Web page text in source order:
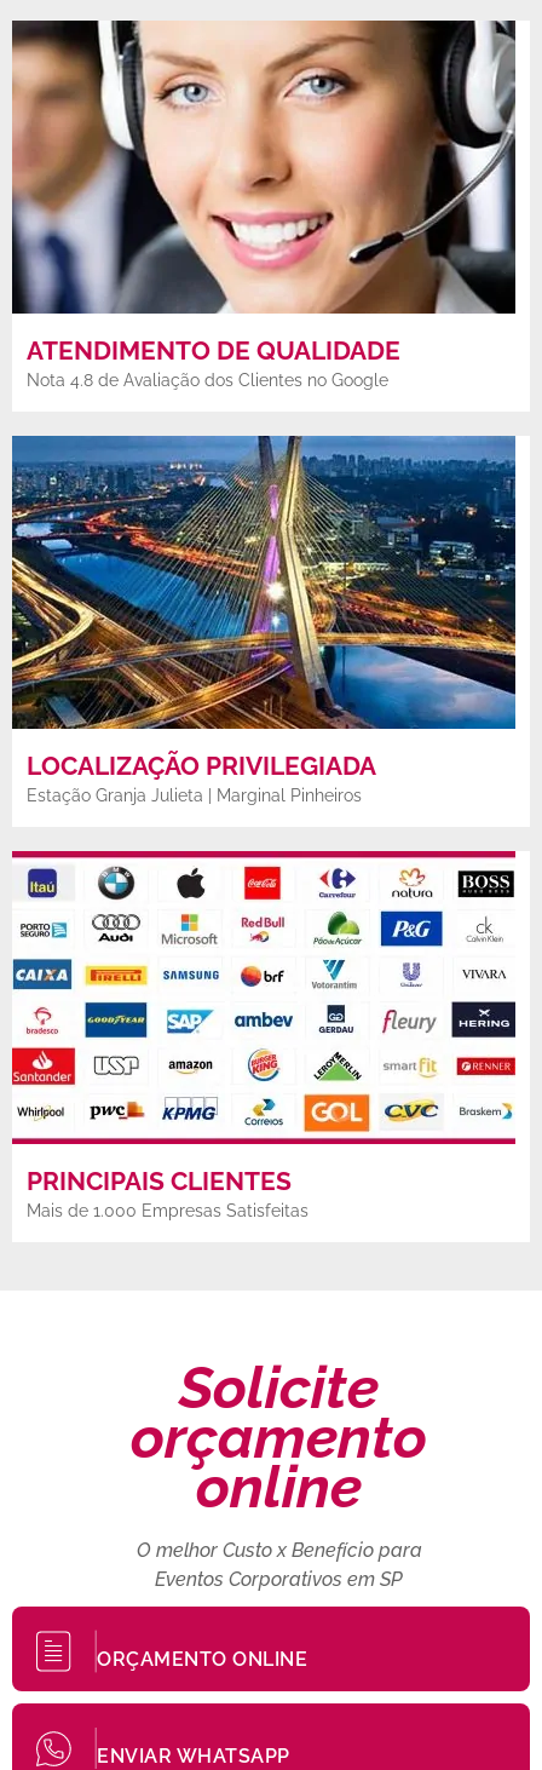
ATENDIMENTO DE QUALIDADE
Nota 4.8 de Avaliação dos Clientes no Google
LOCALIZAÇÃO PRIVILEGIADA
Estação Granja Julieta | Marginal Pinheiros
PRINCIPAIS CLIENTES
Mais de 1.000 Empresas Satisfeitas
Solicite
orçamento
online
O melhor Custo x Benefício para
Eventos Corporativos em SP
ORÇAMENTO ONLINE
ENVIAR WHATSAPP